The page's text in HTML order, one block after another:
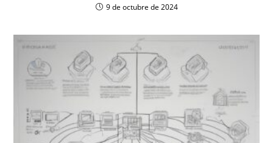
9 de octubre de 2024